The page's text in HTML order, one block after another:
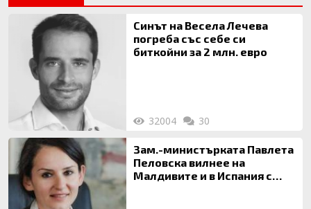
Синът на Весела Лечева
погреба със себе си
биткойни за 2 млн. евро
32004 30
Зам.-министърката Павлета
Пеловска вилнее на
Малдивите и в Испания с